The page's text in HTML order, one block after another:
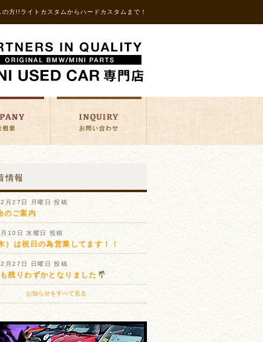
方!!ライトカスタムからハードカスタムまで！
情報
月27日 月曜日 投稿
のご案内
10日 水曜日 投稿
）は祝日の為営業してます！！
月27日 日曜日 投稿
残りわずかとなりました
お知らせをすべて見る